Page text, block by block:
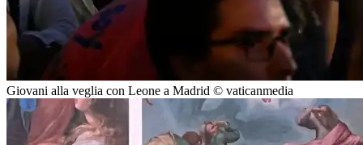
Giovani alla veglia con Leone a Madrid © vaticanmedia